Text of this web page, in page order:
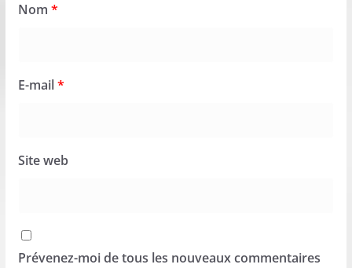
Nom *
E-mail*
Site web
Prévenez-moi de tous les nouveaux commentaires